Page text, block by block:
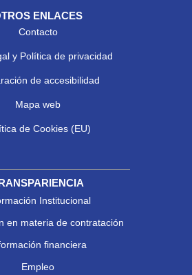
ENLACES
Contacto
y Política de privacidad
de accesibilidad
Mapa web
de Cookies (EU)
Institucional
en materia de contratación
financiera
Empleo